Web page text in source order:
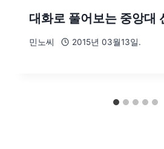
대화로 풀어보는 중앙대
민노씨 2015년 03월13일.